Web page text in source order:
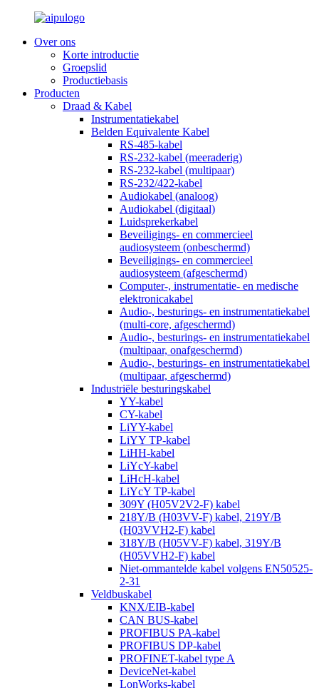
Over ons
Korte introductie
Groepslid
Productiebasis
Producten
Draad & Kabel
Instrumentatiekabel
Belden Equivalente Kabel
RS-485-kabel
RS-232-kabel (meeraderig)
RS-232-kabel (multipaar)
RS-232/422-kabel
Audiokabel (analoog)
Audiokabel (digitaal)
Luidsprekerkabel
Beveiligings- en commercieel
audiosysteem (onbeschermd)
Beveiligings- en commercieel
audiosysteem (afgeschermd)
Computer-, instrumentatie- en medische
elektronicakabel
Audio-, besturings- en instrumentatiekabel
(multi-core, afgeschermd)
Audio-, besturings- en instrumentatiekabel
(multipaar, onafgeschermd)
Audio-, besturings- en instrumentatiekabel
(multipaar, afgeschermd)
Industriële besturingskabel
YY-kabel
CY-kabel
LiYY-kabel
LiYY TP-kabel
LiHH-kabel
LiYcY-kabel
LiHcH-kabel
LiYcY TP-kabel
309Y (H05V2V2-F) kabel
218Y/B (H03VV-F) kabel, 219Y/B
(H03VVH2-F) kabel
318Y/B (H05VV-F) kabel, 319Y/B
(H05VVH2-F) kabel
Niet-ommantelde kabel volgens EN50525-
2-31
Veldbuskabel
KNX/EIB-kabel
CAN BUS-kabel
PROFIBUS PA-kabel
PROFIBUS DP-kabel
PROFINET-kabel type A
DeviceNet-kabel
LonWorks-kabel